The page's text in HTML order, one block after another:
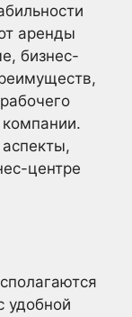
аренды
бизнес-
центре
удобной